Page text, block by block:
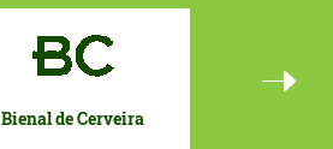
Bienal de Cerveira